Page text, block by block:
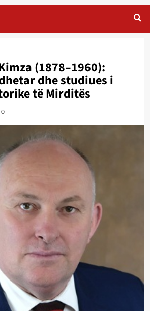
(1878–1960):
dhe studiues i
të Mirditës
0